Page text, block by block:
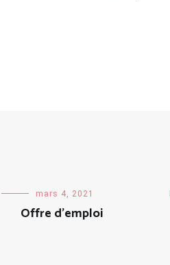
mars 4, 2021
Offre d’emploi